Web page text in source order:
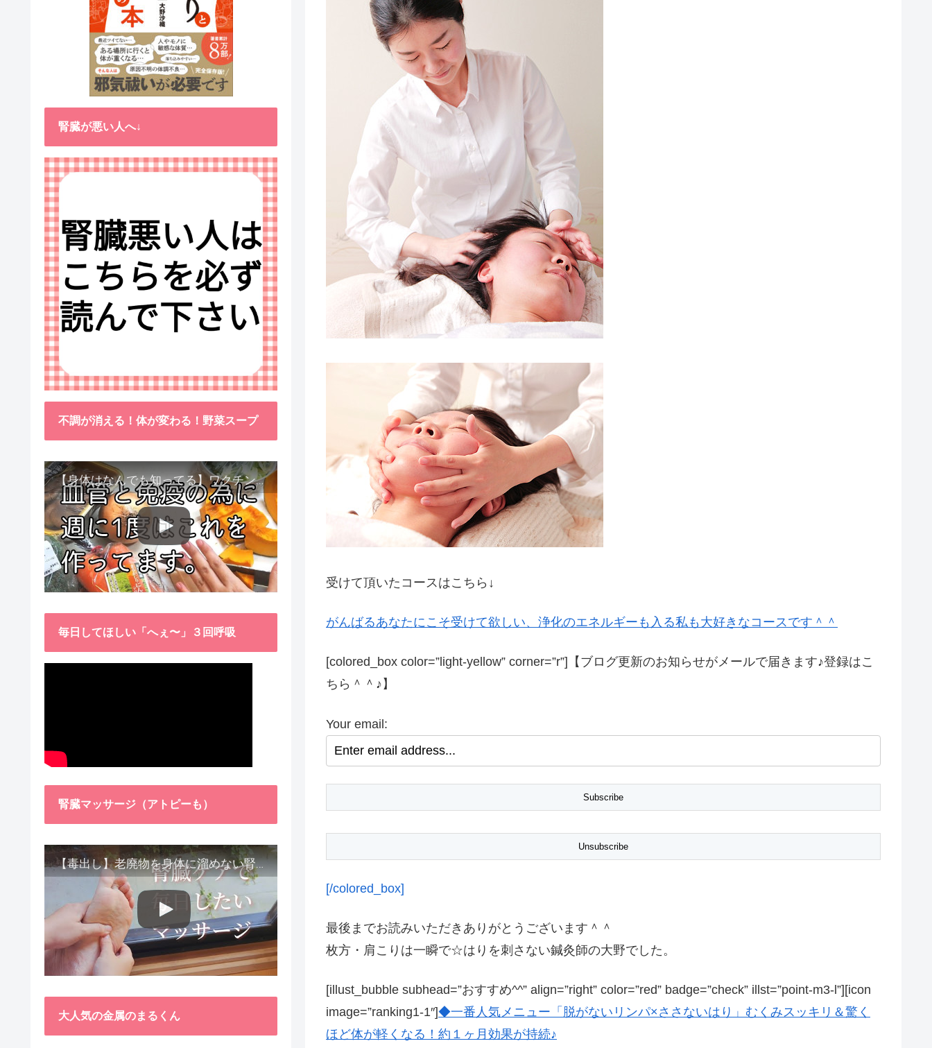
受けて頂いたコースはこちら↓
がんばるあなたにこそ受けて欲しい、浄化のエネルギーも入る私も大好きなコースです＾＾
[colored_box color=”light‐yellow” corner=”r”]【ブログ更新のお知らせがメールで届きます♪登録はこ
ちら＾＾♪】
Your email:
[/colored_box]
最後までお読みいただきありがとうございます＾＾
枚方・肩こりは一瞬で☆はりを刺さない鍼灸師の大野でした。
[illust_bubble subhead=”おすすめ^^” align=”right” color=”red” badge=”check” illst=”point-m3-l”][icon
image=”ranking1-1″]◆一番人気メニュー「脱がないリンパ×ささないはり」むくみスッキリ＆驚く
ほど体が軽くなる！約１ヶ月効果が持続♪
腎臓が悪い人へ↓
不調が消える！体が変わる！野菜スープ
【身体はなんでも知ってる】ワクチン接種後、異常に食べたくなった野菜が細胞回復に貢献してくれました。
毎日してほしい「へぇ〜」３回呼吸
腎臓マッサージ（アトピーも）
【毒出し】老廃物を身体に溜めない腎臓ケア４種をご紹介します。
大人気の金属のまるくん